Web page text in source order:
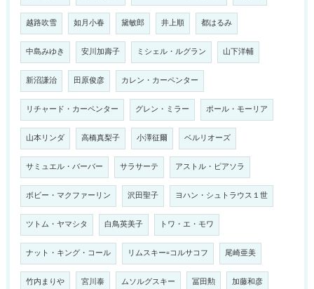
越路吹雪 如月小春 黛敏郎 井上順 都はるみ
中島みゆき 安川加壽子 ミシェル・ルグラン 山下洋輔
新沼謙治 田原俊彦 カレン・カーペンター
リチャード・カーペンター グレン・ミラー ポール・モーリア
山本リンダ 高橋真梨子 小澤征爾 ベルリオーズ
サミュエル・バーバー サラサーテ アストル・ピアソラ
ボビー・マクファーリン 沢田聖子 ヨハン・シュトラウス１世
ツトム・ヤマシタ 白鳥英美子 トワ・エ・モワ
ナット・キング・コール リムスキー=コルサコフ 尾崎亜美
竹内まりや 宮川泰 ムソルグスキー 冨田勲 加藤和彦